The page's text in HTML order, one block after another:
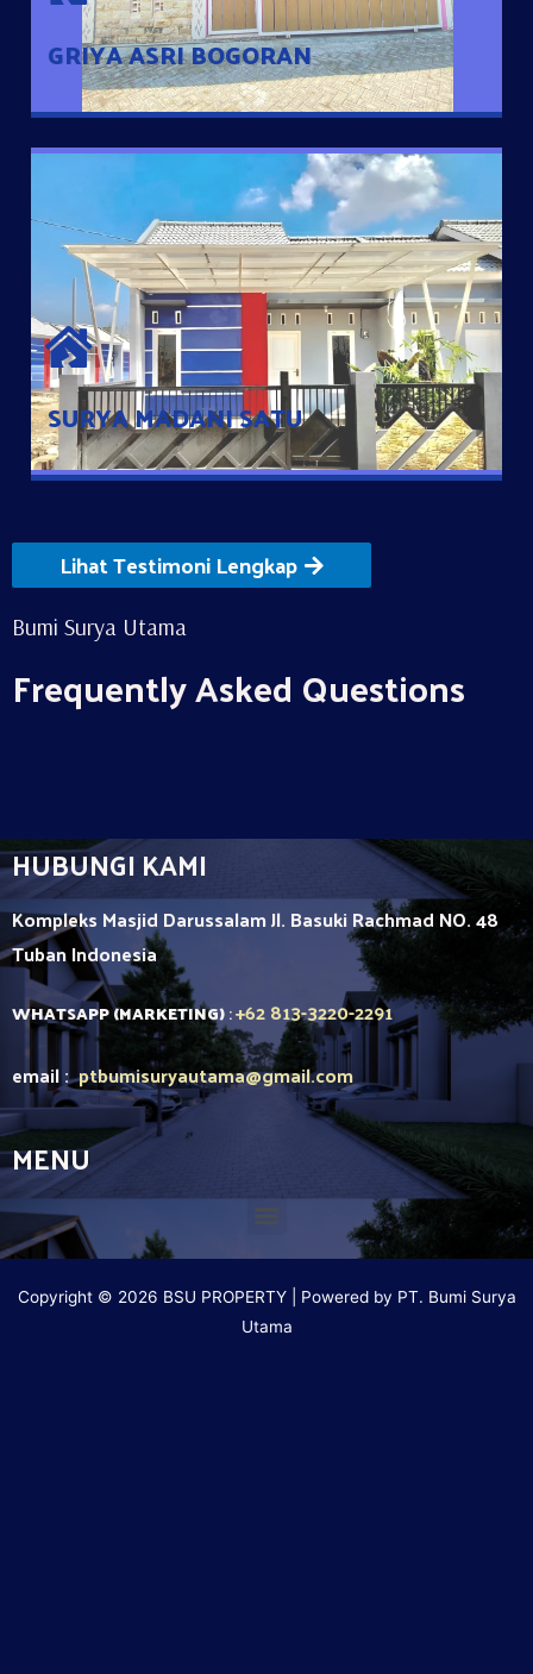
GRIYA ASRI BOGORAN
SURYA MADANI SATU
SURYA MADANI SATU
Satu-satunya Hunian nyaman dengan harga subsidi hanya 100
jutaan dengan lokasi strategis di Tuban
Lihat Testimoni Lengkap
Bumi Surya Utama
Frequently Asked Questions
HUBUNGI KAMI
Kompleks Masjid Darussalam Jl. Basuki Rachmad NO. 48
TubanIndonesia
WHATSAPP (MARKETING):+62 813-3220-2291
email :ptbumisuryautama@gmail.com
MENU
Copyright © 2026 BSU PROPERTY | Powered by PT. Bumi Surya
Utama